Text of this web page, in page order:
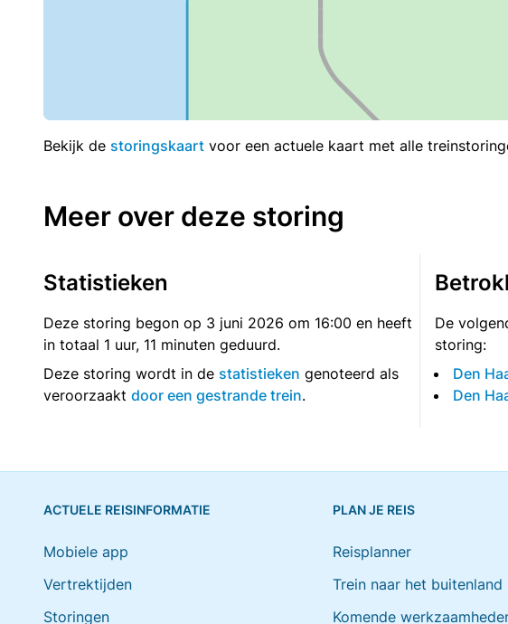
Bekijk de storingskaart voor een actuele kaart met alle
Meer over deze storing
Statistieken
Deze storing begon op 3 juni 2026 om 16:00 en heeft
in totaal 1 uur, 11 minuten geduurd.
Deze storing wordt in de statistieken genoteerd als
veroorzaakt door een gestrande trein.
De
storing:
Den
Den
ACTUELE REISINFORMATIE
Mobiele app
Vertrektijden
Storingen
PLAN JE REIS
Reisplanner
Trein naar het buitenland
Komende